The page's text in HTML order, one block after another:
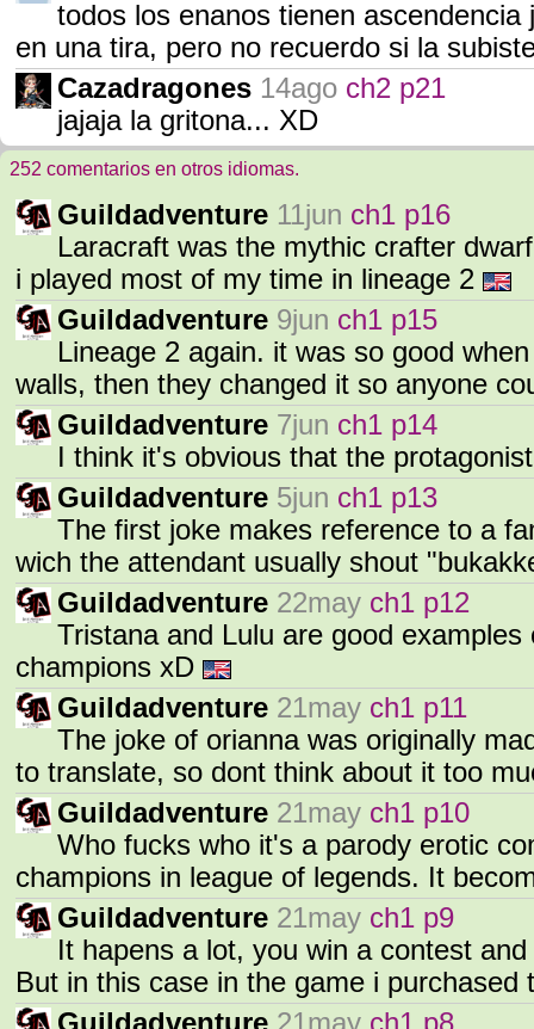
todos los enanos tienen
en una tira, pero no recuerdo si la
Cazadragones 14ago ch2 p21
jajaja la gritona... XD
252 comentarios en otros idiomas.
Guildadventure 11jun ch1 p16
Laracraft was the mythic crafter
i played most of my time in lineage 2
Guildadventure 9jun ch1 p15
Lineage 2 again. it was so good
walls, then they changed it so anyone
Guildadventure 7jun ch1 p14
I think it's obvious that the
Guildadventure 5jun ch1 p13
The first joke makes reference to a
wich the attendant usually shout
Guildadventure 22may ch1 p12
Tristana and Lulu are good
champions xD
Guildadventure 21may ch1 p11
The joke of orianna was originally
to translate, so dont think about it too
Guildadventure 21may ch1 p10
Who fucks who it's a parody erotic
champions in league of legends. It
Guildadventure 21may ch1 p9
It hapens a lot, you win a contest
But in this case in the game i